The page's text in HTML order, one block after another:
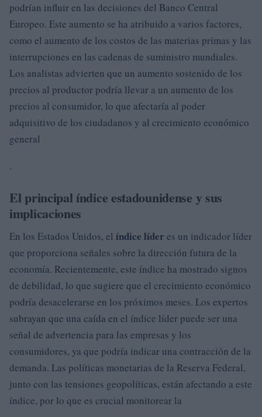
podrían influir en las decisiones del Banco Central
Europeo. Este aumento se ha atribuido a varios factores,
como el aumento de los costos de las materias primas y las
interrupciones en las cadenas de suministro mundiales.
Los analistas advierten que un aumento sostenido de los
precios al productor podría llevar a un aumento de los
precios al consumidor, lo que afectaría al poder
adquisitivo de los ciudadanos y al crecimiento económico
general
.
El principal índice estadounidense y sus
implicaciones
En los Estados Unidos, el índice líder es un indicador líder
que proporciona señales sobre la dirección futura de la
economía. Recientemente, este índice ha mostrado signos
de debilidad, lo que sugiere que el crecimiento económico
podría desacelerarse en los próximos meses. Los expertos
subrayan que una caída en el índice líder puede ser una
señal de advertencia para las empresas y los
consumidores, ya que podría indicar una contracción de la
demanda. Las políticas monetarias de la Reserva Federal,
junto con las tensiones geopolíticas, están afectando a este
índice, por lo que es crucial monitorear la